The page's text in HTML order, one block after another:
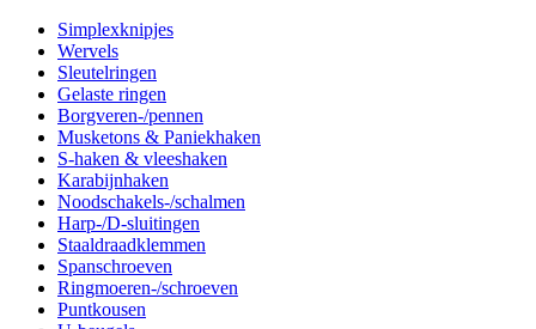
Simplexknipjes
Wervels
Sleutelringen
Gelaste ringen
Borgveren-/pennen
Musketons & Paniekhaken
S-haken & vleeshaken
Karabijnhaken
Noodschakels-/schalmen
Harp-/D-sluitingen
Staaldraadklemmen
Spanschroeven
Ringmoeren-/schroeven
Puntkousen